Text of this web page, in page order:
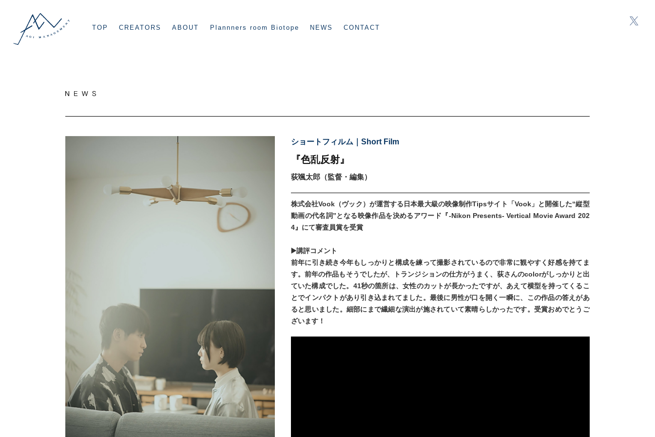
TOP CREATORS ABOUT Plannners room Biotope NEWS CONTACT
ショートフィルム｜Short Film
『色乱反射』
荻颯太郎（監督・編集）
株式会社Vook（ヴック）が運営する日本最大級の映像制作Tipsサイト「Vook」と開催した“縦型
動画の代名詞”となる映像作品を決めるアワード『-Nikon Presents- Vertical Movie Award 202
4』にて審査員賞を受賞
▶️講評コメント
前年に引き続き今年もしっかりと構成を練って撮影されているので非常に観やすく好感を持てま
す。前年の作品もそうでしたが、トランジションの仕方がうまく、荻さんのcolorがしっかりと出
ていた構成でした。41秒の箇所は、女性のカットが長かったですが、あえて横型を持ってくるこ
とでインパクトがあり引き込まれてました。最後に男性が口を開く一瞬に、この作品の答えがあ
ると思いました。細部にまで繊細な演出が施されていて素晴らしかったです。受賞おめでとうご
ざいます！